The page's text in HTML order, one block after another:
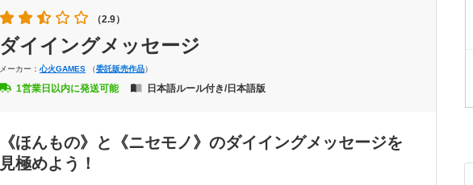
（2.9）
ダイイングメッセージ
メーカー：心火GAMES （委託販売作品）
1営業日以内に発送可能 日本語ルール付き/日本語版
《ほんもの》と《ニセモノ》のダイイングメッセージを
見極めよう！